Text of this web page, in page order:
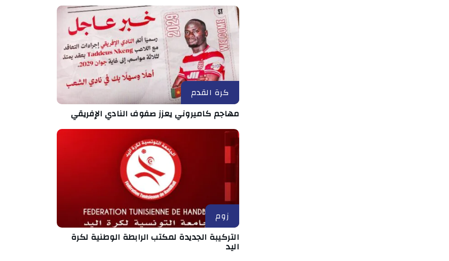
كرة القدم
مهاجم كاميروني يعزز صفوف النادي الإفريقي
زوم
التركيبة الجديدة لمكتب الرابطة الوطنية لكرة
اليد